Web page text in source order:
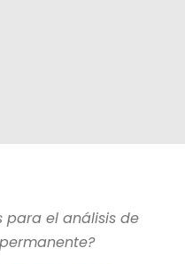
para el análisis de